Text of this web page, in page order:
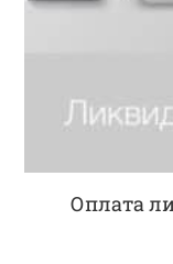
Оплата